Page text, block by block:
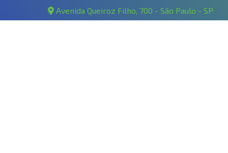
Avenida Queiroz Filho, 700 - São Paulo - SP